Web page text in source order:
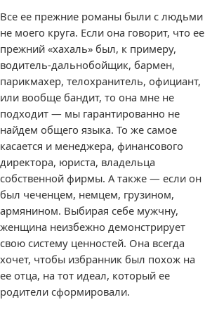
Все ее прежние романы были с людьми
не моего круга. Если она говорит, что ее
прежний «хахаль» был, к примеру,
водитель-дальнобойщик, бармен,
парикмахер, телохранитель, официант,
или вообще бандит, то она мне не
подходит — мы гарантированно не
найдем общего языка. То же самое
касается и менеджера, финансового
директора, юриста, владельца
собственной фирмы. А также — если он
был чеченцем, немцем, грузином,
армянином. Выбирая себе мужчну,
женщина неизбежно демонстрирует
свою систему ценностей. Она всегда
хочет, чтобы избранник был похож на
ее отца, на тот идеал, который ее
родители сформировали.